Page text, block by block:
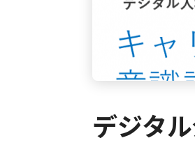
デジタ